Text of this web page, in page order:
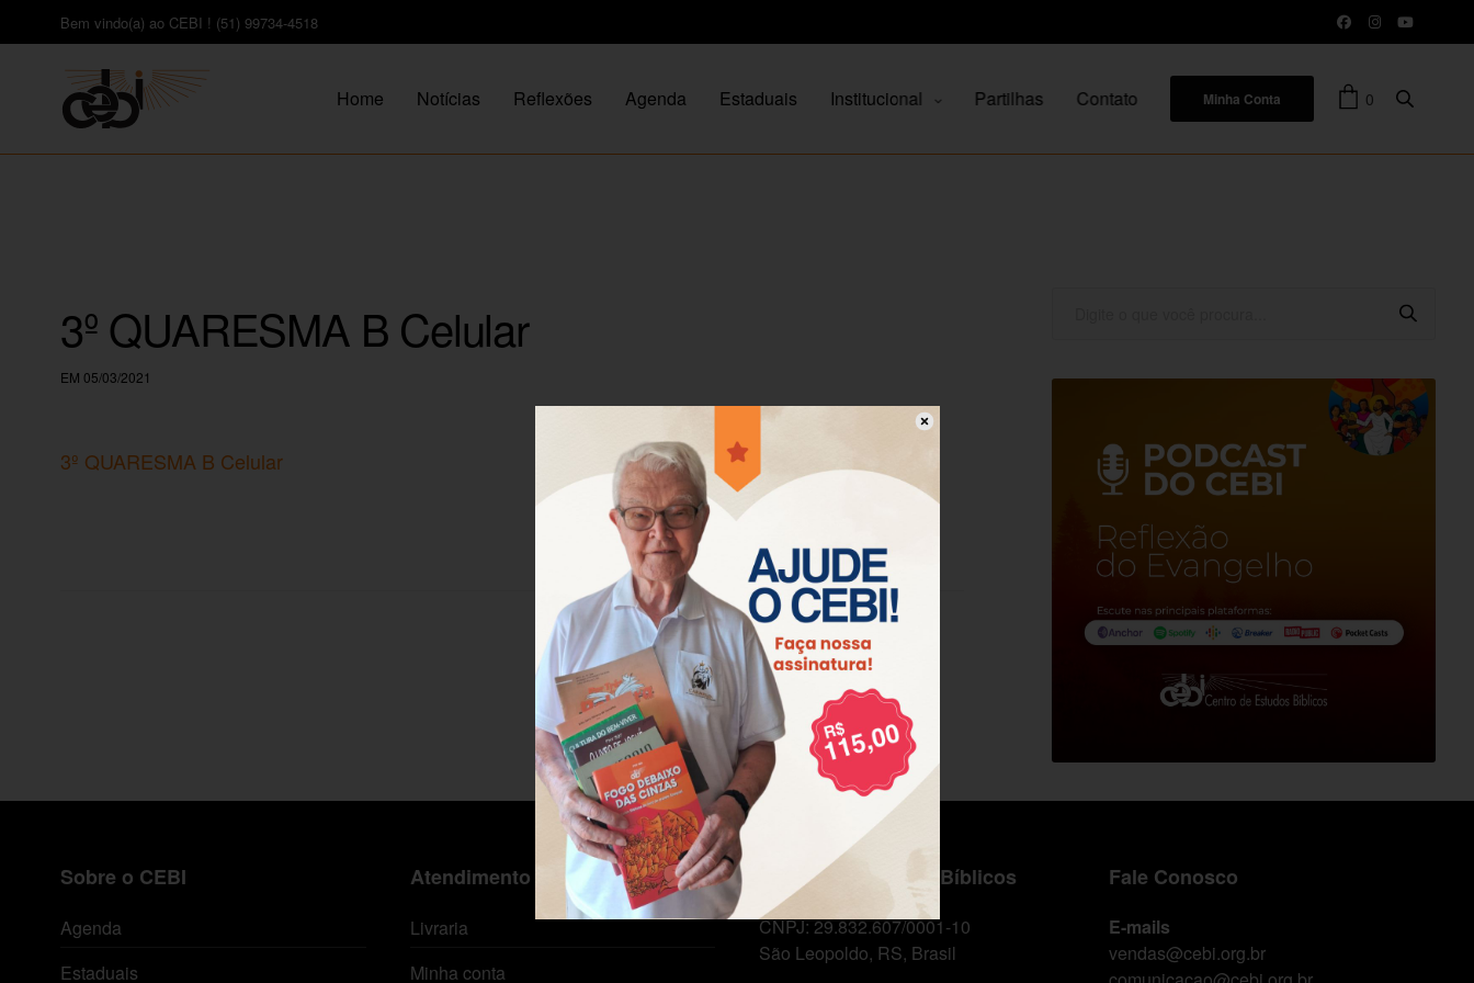
Bem vindo(a) ao CEBI ! (51) 99734-4518
Home Notícias Reflexões Agenda Estaduais Institucional Partilhas Contato Minha Conta 0
3º QUARESMA B Celular
EM 05/03/2021
3º QUARESMA B Celular
Sobre o CEBI
Agenda
Estaduais
Atendimento ao Cliente
Livraria
Minha conta
Centro de Estudos Bíblicos
CNPJ: 29.832.607/0001-10
São Leopoldo, RS, Brasil
Fale Conosco
E-mails
vendas@cebi.org.br